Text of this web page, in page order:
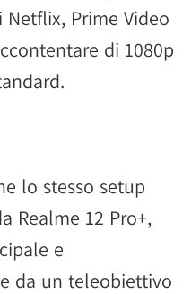
Prime Video
di 1080p
lo stesso setup
Realme 12 Pro+,
e
da un teleobiettivo